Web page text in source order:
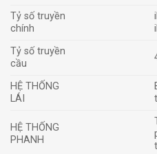
Tỷ số truyền
chính
Tỷ số truyền
cầu
HỆ THỐNG
LÁI
HỆ THỐNG
PHANH